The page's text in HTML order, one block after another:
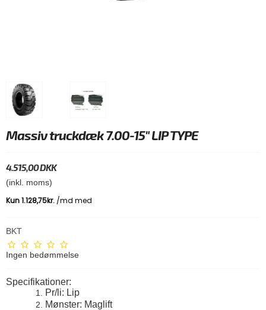
Massiv truckdæk 7.00-15" LIP TYPE
4.515,00 DKK
(inkl. moms)
BKT
Ingen bedømmelse
Specifikationer:
Pr/li: Lip
Mønster: Maglift